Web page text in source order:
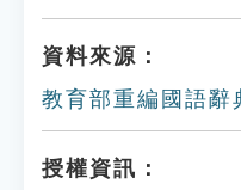
資料來源：
教育部重編國語辭
授權資訊：